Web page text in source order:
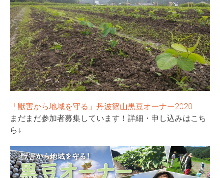
「獣害から地域を守る」丹波篠山黒豆オーナー2020
まだまだ参加者募集しています！詳細・申し込みはこち
ら↓